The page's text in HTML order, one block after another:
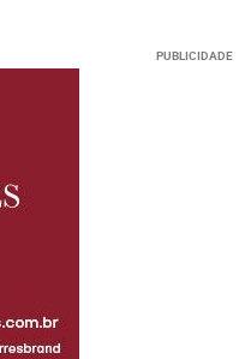
PUBLICIDADE